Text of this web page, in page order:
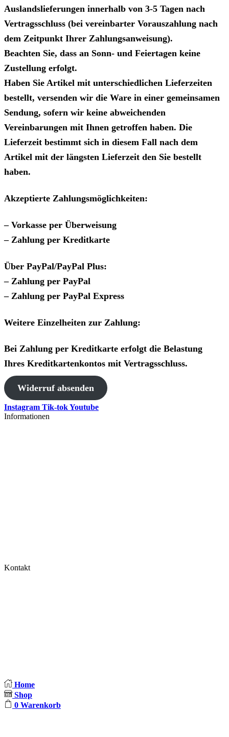
Auslandslieferungen innerhalb von 3-5 Tagen nach
Vertragsschluss (bei vereinbarter Vorauszahlung nach
dem Zeitpunkt Ihrer Zahlungsanweisung).
Beachten Sie, dass an Sonn- und Feiertagen keine
Zustellung erfolgt.
Haben Sie Artikel mit unterschiedlichen Lieferzeiten
bestellt, versenden wir die Ware in einer gemeinsamen
Sendung, sofern wir keine abweichenden
Vereinbarungen mit Ihnen getroffen haben. Die
Lieferzeit bestimmt sich in diesem Fall nach dem
Artikel mit der längsten Lieferzeit den Sie bestellt
haben.
Akzeptierte Zahlungsmöglichkeiten:
– Vorkasse per Überweisung
– Zahlung per Kreditkarte
Über PayPal/PayPal Plus:
– Zahlung per PayPal
– Zahlung per PayPal Express
Weitere Einzelheiten zur Zahlung:
Bei Zahlung per Kreditkarte erfolgt die Belastung
Ihres Kreditkartenkontos mit Vertragsschluss.
Widerruf absenden
Instagram Tik-tokYoutube
Informationen
Kontakt
Home
Shop
0 Warenkorb